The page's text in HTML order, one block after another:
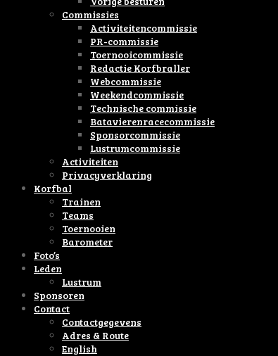
Commissies
Activiteitencommissie
PR-commissie
Toernooicommissie
Redactie Korfbraller
Webcommissie
Weekendcommissie
Technische commissie
Batavierenracecommissie
Sponsorcommissie
Lustrumcommissie
Activiteiten
Privacyverklaring
Korfbal
Trainen
Teams
Toernooien
Barometer
Foto’s
Leden
Lustrum
Sponsoren
Contact
Contactgegevens
Adres & Route
English